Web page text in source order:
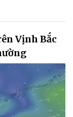
Vịnh Bắc